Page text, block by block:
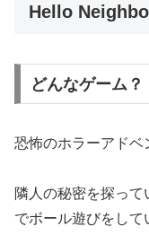
Hello
どんなゲーム？
恐怖のホラーアドベ
隣人の秘密を探っ
でボール遊びをし